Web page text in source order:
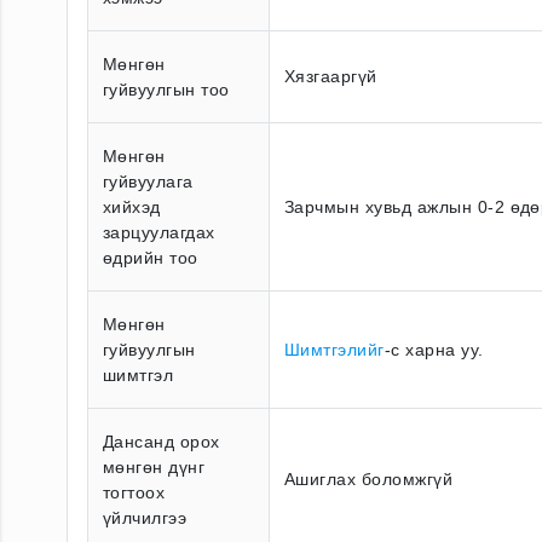
Мөнгөн
гуйвуулгын тоо
Хязгааргүй
Мөнгөн
гуйвуулага
хийхэд
зарцуулагдах
өдрийн тоо
Зарчмын хувьд ажлын 0-2
Мөнгөн
гуйвуулгын
шимтгэл
Шимтгэлийг-с харна уу.
Дансанд орох
мөнгөн дүнг
тогтоох
үйлчилгээ
Ашиглах боломжгүй